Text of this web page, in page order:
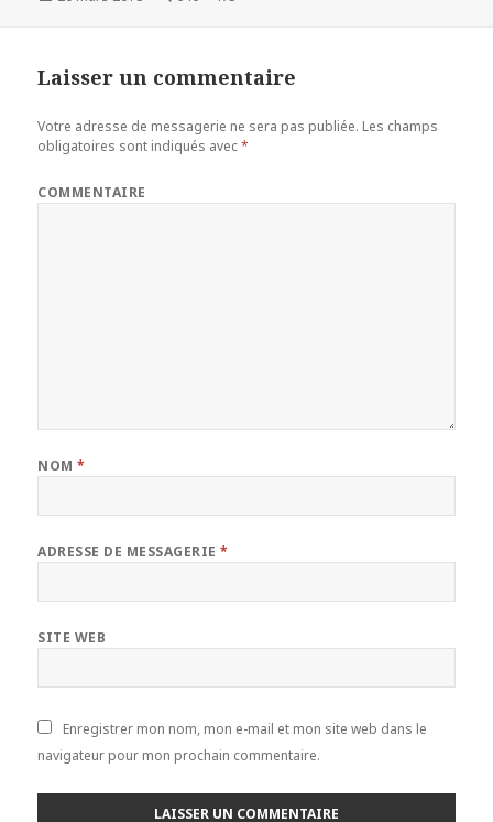
Laisser un commentaire
Votre adresse de messagerie ne sera pas publiée. Les champs
obligatoires sont indiqués avec*
COMMENTAIRE
NOM*
ADRESSE DE MESSAGERIE*
SITE WEB
Enregistrer mon nom, mon e-mail et mon site web dans le
navigateur pour mon prochain commentaire.